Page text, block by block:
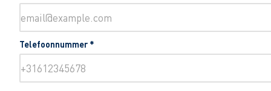
Telefoonnummer *